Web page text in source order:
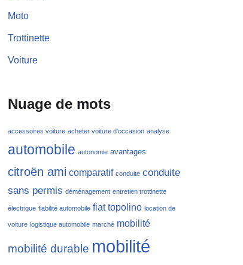
Moto
Trottinette
Voiture
Nuage de mots
accessoires voiture acheter voiture d'occasion analyse
automobile autonomie avantages
citroën ami comparatif conduite conduite
sans permis déménagement entretien trottinette
électrique fiabilité automobile fiat topolino location de
voiture logistique automobile marché mobilité
mobilité durable mobilité